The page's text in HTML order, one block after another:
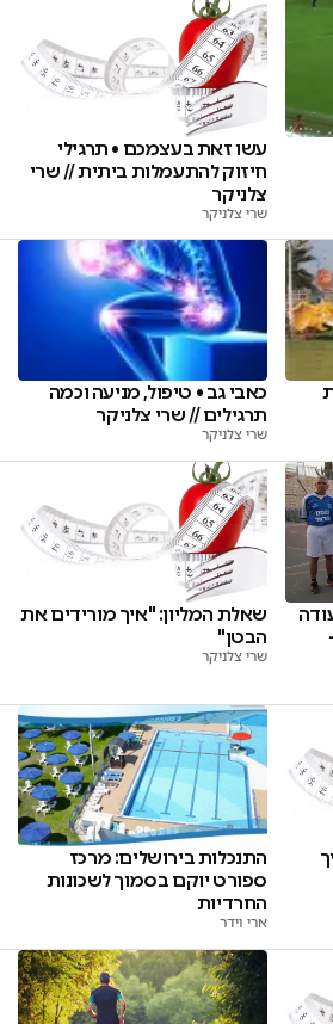
עשו זאת בעצמכם • תרגילי
חיזוק להתעמלות ביתית // שרי
צלניקר
שרי צלניקר
כאבי גב • טיפול, מניעה וכמה
תרגילים // שרי צלניקר
שרי צלניקר
שאלת המליון: "איך מורידים את
הבטן"
שרי צלניקר
התנכלות בירושלים: מרכז
ספורט יוקם בסמוך לשכונות
החרדיות
ארי וידר